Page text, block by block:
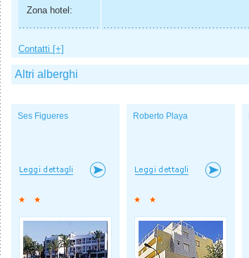
Zona hotel:
Contatti [+]
Altri alberghi
Ses Figueres Roberto Playa